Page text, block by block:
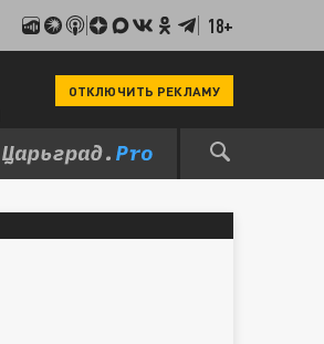
18+
ОТКЛЮЧИТЬ РЕКЛАМУ